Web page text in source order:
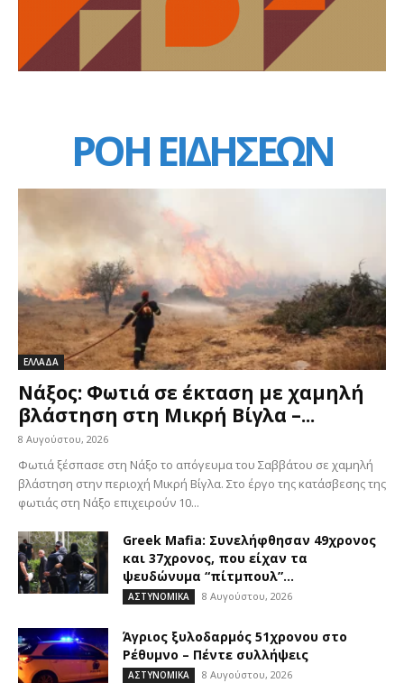
ΡΟΗ ΕΙΔΗΣΕΩΝ
ΕΛΛΑΔΑ
Νάξος: Φωτιά σε έκταση με χαμηλή
βλάστηση στη Μικρή Βίγλα –...
8 Αυγούστου, 2026
Φωτιά ξέσπασε στη Νάξο το απόγευμα του Σαββάτου σε χαμηλή
βλάστηση στην περιοχή Μικρή Βίγλα. Στο έργο της κατάσβεσης της
φωτιάς στη Νάξο επιχειρούν 10...
Greek Μafia: Συνελήφθησαν 49χρονος
και 37χρονος, που είχαν τα
ψευδώνυμα “πίτμπουλ”...
ΑΣΤΥΝΟΜΙΚΑ 8 Αυγούστου, 2026
Άγριος ξυλοδαρμός 51χρονου στο
Ρέθυμνο – Πέντε συλλήψεις
ΑΣΤΥΝΟΜΙΚΑ 8 Αυγούστου, 2026